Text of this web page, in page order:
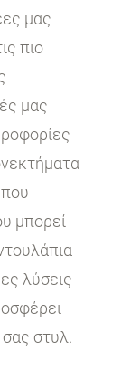
μας
πιο
μας
μπορεί
λύσεις
σας στυλ.